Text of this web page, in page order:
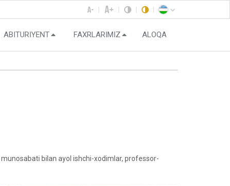
ABITURIYENT FAXRLARIMIZ ALOQA
bilan ayol ishchi-xodimlar, professor-